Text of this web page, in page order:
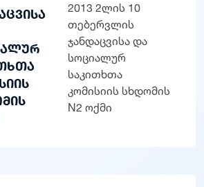
2013 2ლის 10
თებერვლის
ჯანდაცვისა და
სოციალურ
საკითხთა
კომისიის სხდომის
N2 ოქმი